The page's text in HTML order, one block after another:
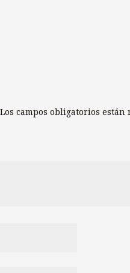
Los campos obligatorios están